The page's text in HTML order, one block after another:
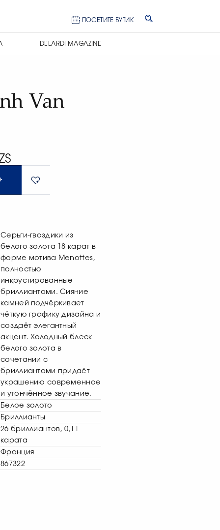
ПОСЕТИТЕ БУТИК
DELARDI MAGAZINE
Van
Серьги-гвоздики из
белого золота 18 карат в
форме мотива Menottes,
полностью
инкрустированные
бриллиантами. Сияние
камней подчёркивает
чёткую графику дизайна и
создаёт элегантный
акцент. Холодный блеск
белого золота в
сочетании с
бриллиантами придаёт
украшению современное
и утончённое звучание.
Белое золото
Бриллианты
26 бриллиантов, 0,11
карата
Франция
867322